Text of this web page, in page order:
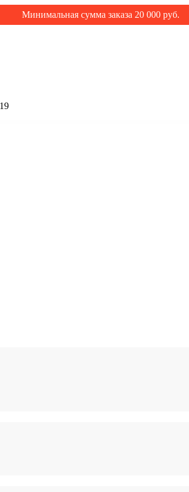
Минимальная сумма заказа 20 000 руб.